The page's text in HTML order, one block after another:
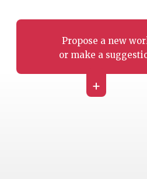
Propose a new
or make a
+